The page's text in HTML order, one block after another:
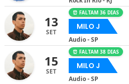
13
SET
⏰ FALTAM 36 DIAS
MILO J
Audio - SP
15
SET
⏰ FALTAM 38 DIAS
MILO J
Audio - SP